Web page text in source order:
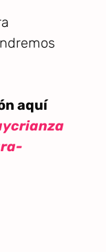
aquí